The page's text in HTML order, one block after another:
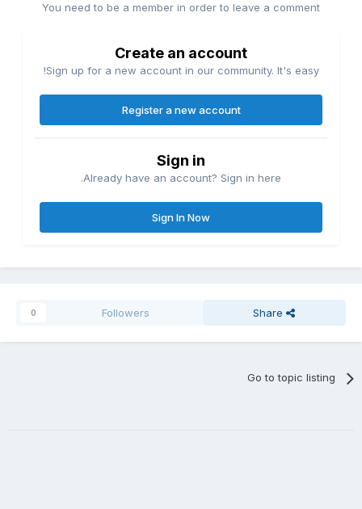
You need to be a member in order to leave a comment
Create an account
Sign up for a new account in our community. It's easy!
Register a new account
Sign in
Already have an account? Sign in here.
Sign In Now
Share
Followers
0
Go to topic listing